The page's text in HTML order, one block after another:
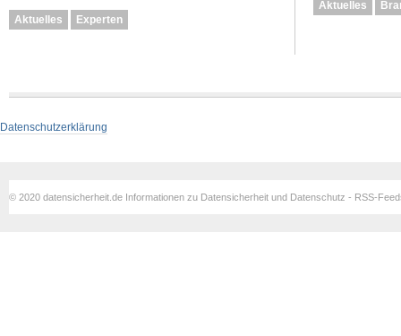
Aktuelles Experten
Aktuelles
Datenschutzerklärung
© 2020 datensicherheit.de Informationen zu Datensicherheit und Datenschutz - RSS-